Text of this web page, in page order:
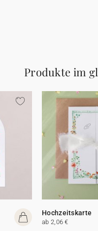
Produkte im
Hochzeitskarte
ab 2,06 €